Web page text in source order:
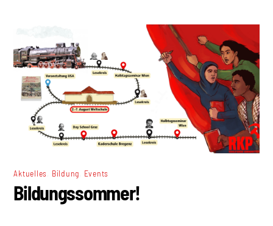
Aktuelles Bildung Events
Bildungssommer!